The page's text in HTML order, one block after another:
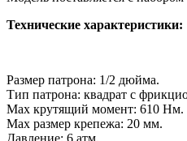
Технические характеристики:
Размер патрона: 1/2 дюйма.
Тип патрона: квадрат с
Max крутящий момент: 610 Нм.
Max размер крепежа: 20 мм.
Давление: 6 атм.